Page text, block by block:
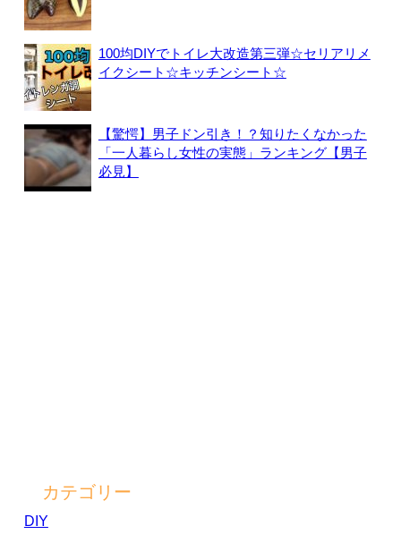
100均DIYでトイレ大改造第三弾☆セリアリメ
イクシート☆キッチンシート☆
【驚愕】男子ドン引き！？知りたくなかった
「一人暮らし女性の実態」ランキング【男子
必見】
カテゴリー
DIY